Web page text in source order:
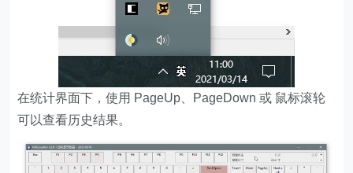
在统计界面下，使用 PageUp、PageDown 或 鼠标滚轮
可以查看历史结果。